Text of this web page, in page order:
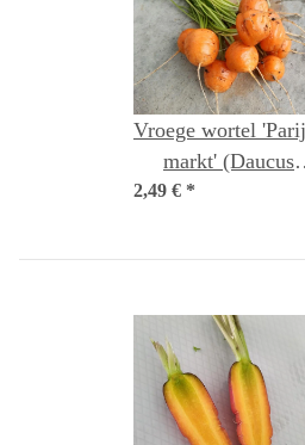
Vroege wortel
markt' (Daucus
carota) zaden
2,49 € *